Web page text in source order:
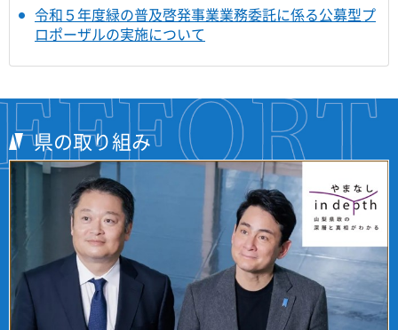
令和５年度緑の普及啓発事業業務委託に係る公募型プ
ロポーザルの実施について
県の取り組み